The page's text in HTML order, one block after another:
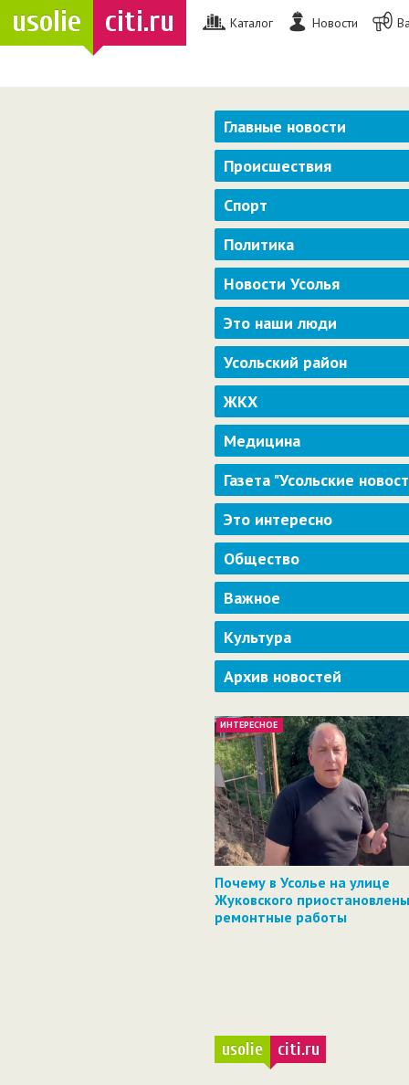
usolie citi.ru Каталог Новости
Главные новости
Происшествия
Спорт
Политика
Новости Усолья
Это наши люди
Усольский район
ЖКХ
Медицина
Газета "Усольские
Это интересно
Общество
Важное
Культура
Архив новостей
ИНТЕРЕСНОЕ
Почему в Усолье на улице
Жуковского приостановлены
ремонтные работы
usolie citi.ru